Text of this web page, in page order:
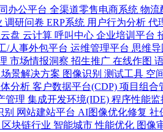
办公平台 全渠道零售电商系统 物流
调研问卷 ERP系统 用户行为分析 代
盘 云计算 呼叫中心 企业培训平台
/人事外包平台 运维管理平台 思维
市场情报洞察 招生推广 在线作图
场景解决方案 图像识别 测试工具 空
分析 客户数据平台(CDP) 项目组合
管理 集成开发环境(IDE) 程序性能监
别 网站建站平台 AI图像优化修复 社
区块链行业 智能城市性能优化 图像